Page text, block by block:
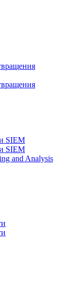
SIEM
SIEM
and Analysis